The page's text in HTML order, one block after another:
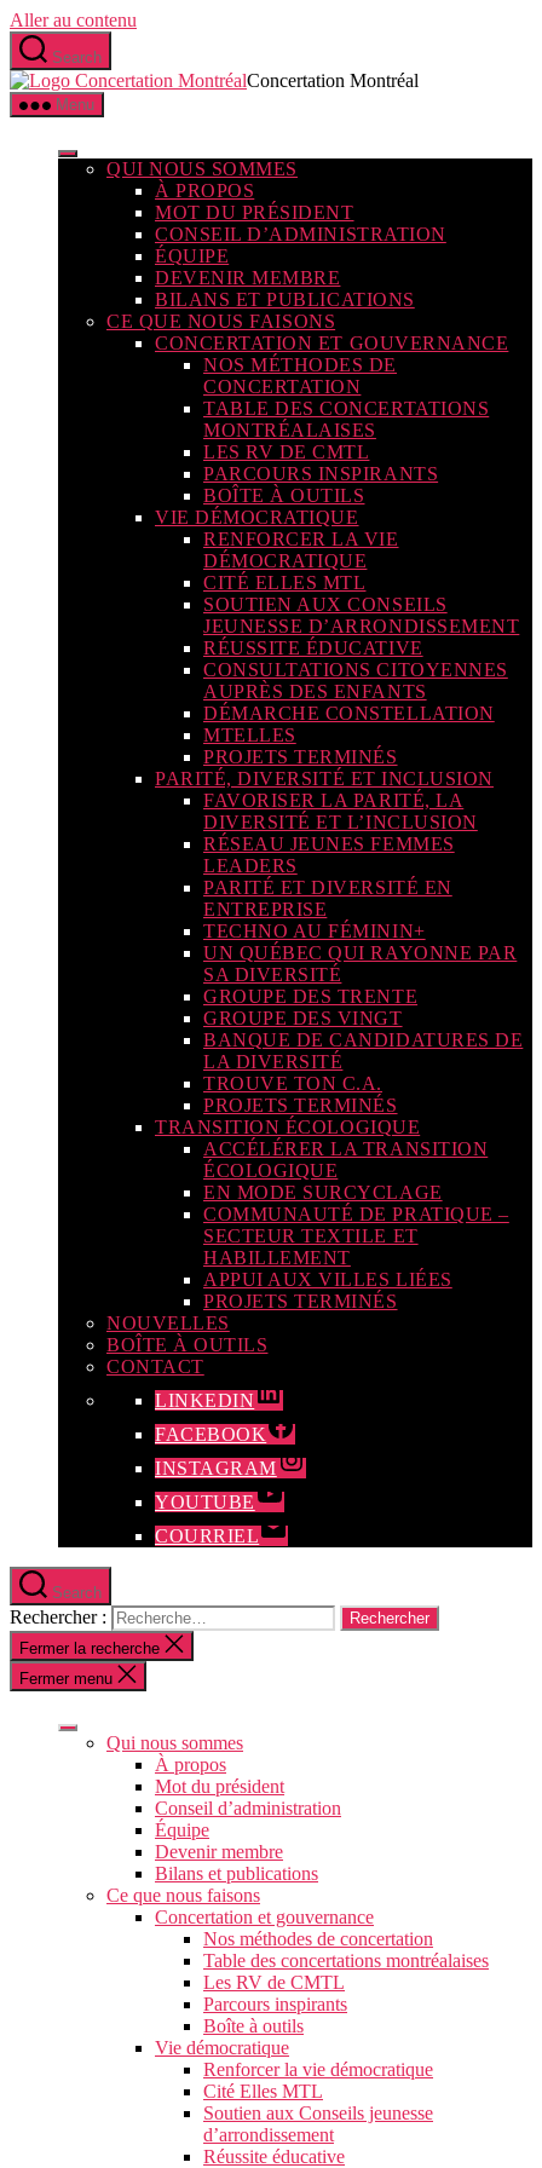
Aller au contenu
Search
Concertation Montréal
Menu
QUI NOUS SOMMES
À PROPOS
MOT DU PRÉSIDENT
CONSEIL D’ADMINISTRATION
ÉQUIPE
DEVENIR MEMBRE
BILANS ET PUBLICATIONS
CE QUE NOUS FAISONS
CONCERTATION ET GOUVERNANCE
NOS MÉTHODES DE
CONCERTATION
TABLE DES CONCERTATIONS
MONTRÉALAISES
LES RV DE CMTL
PARCOURS INSPIRANTS
BOÎTE À OUTILS
VIE DÉMOCRATIQUE
RENFORCER LA VIE
DÉMOCRATIQUE
CITÉ ELLES MTL
SOUTIEN AUX CONSEILS
JEUNESSE D’ARRONDISSEMENT
RÉUSSITE ÉDUCATIVE
CONSULTATIONS CITOYENNES
AUPRÈS DES ENFANTS
DÉMARCHE CONSTELLATION
MTELLES
PROJETS TERMINÉS
PARITÉ, DIVERSITÉ ET INCLUSION
FAVORISER LA PARITÉ, LA
DIVERSITÉ ET L’INCLUSION
RÉSEAU JEUNES FEMMES
LEADERS
PARITÉ ET DIVERSITÉ EN
ENTREPRISE
TECHNO AU FÉMININ+
UN QUÉBEC QUI RAYONNE PAR
SA DIVERSITÉ
GROUPE DES TRENTE
GROUPE DES VINGT
BANQUE DE CANDIDATURES DE
LA DIVERSITÉ
TROUVE TON C.A.
PROJETS TERMINÉS
TRANSITION ÉCOLOGIQUE
ACCÉLÉRER LA TRANSITION
ÉCOLOGIQUE
EN MODE SURCYCLAGE
COMMUNAUTÉ DE PRATIQUE –
SECTEUR TEXTILE ET
HABILLEMENT
APPUI AUX VILLES LIÉES
PROJETS TERMINÉS
NOUVELLES
BOÎTE À OUTILS
CONTACT
LINKEDIN
FACEBOOK
INSTAGRAM
YOUTUBE
COURRIEL
Search
Rechercher :
Fermer la recherche
Fermer menu
Qui nous sommes
À propos
Mot du président
Conseil d’administration
Équipe
Devenir membre
Bilans et publications
Ce que nous faisons
Concertation et gouvernance
Nos méthodes de concertation
Table des concertations montréalaises
Les RV de CMTL
Parcours inspirants
Boîte à outils
Vie démocratique
Renforcer la vie démocratique
Cité Elles MTL
Soutien aux Conseils jeunesse
d’arrondissement
Réussite éducative